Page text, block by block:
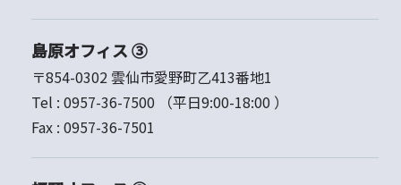
島原オフィス ③
〒854-0302 雲仙市愛野町乙413番地1
Tel : 0957-36-7500
（平日9:00-18:00 ）
Fax : 0957-36-7501